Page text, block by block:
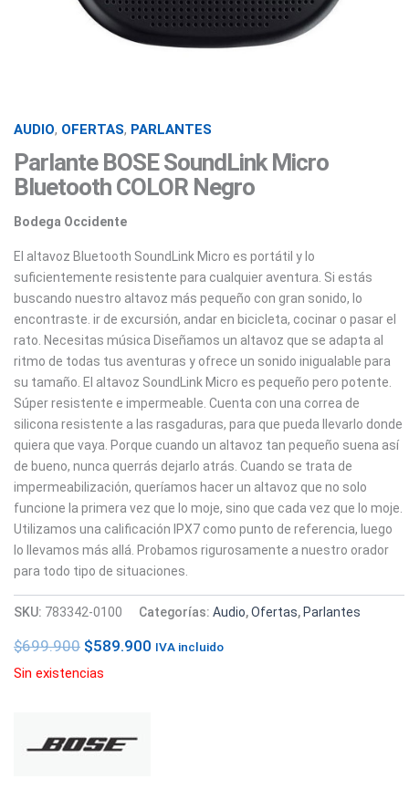
AUDIO, OFERTAS, PARLANTES
Parlante BOSE SoundLink Micro
Bluetooth COLOR Negro
Bodega Occidente
El altavoz Bluetooth SoundLink Micro es portátil y lo
suficientemente resistente para cualquier aventura. Si estás
buscando nuestro altavoz más pequeño con gran sonido, lo
encontraste. ir de excursión, andar en bicicleta, cocinar o pasar el
rato. Necesitas música Diseñamos un altavoz que se adapta al
ritmo de todas tus aventuras y ofrece un sonido inigualable para
su tamaño. El altavoz SoundLink Micro es pequeño pero potente.
Súper resistente e impermeable. Cuenta con una correa de
silicona resistente a las rasgaduras, para que pueda llevarlo donde
quiera que vaya. Porque cuando un altavoz tan pequeño suena así
de bueno, nunca querrás dejarlo atrás. Cuando se trata de
impermeabilización, queríamos hacer un altavoz que no solo
funcione la primera vez que lo moje, sino que cada vez que lo moje.
Utilizamos una calificación IPX7 como punto de referencia, luego
lo llevamos más allá. Probamos rigurosamente a nuestro orador
para todo tipo de situaciones.
SKU: 783342-0100 Categorías: Audio,Ofertas, Parlantes
$699.900 $589.900 IVA incluido
Sin existencias